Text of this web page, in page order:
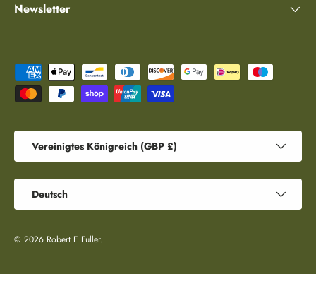
Newsletter
Zahlungsmethoden
Vereinigtes Königreich (GBP £)
Deutsch
© 2026 Robert E Fuller.